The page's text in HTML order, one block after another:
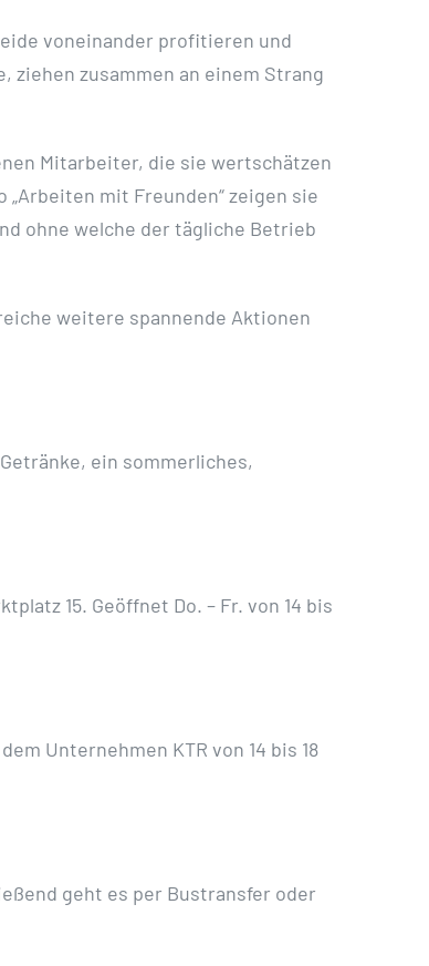
voneinander profitieren und
ziehen zusammen an einem Strang
Mitarbeiter, die sie wertschätzen
mit Freunden“ zeigen sie
ohne welche der tägliche Betrieb
weitere spannende Aktionen
ein sommerliches,
15. Geöffnet Do. – Fr. von 14 bis
Unternehmen KTR von 14 bis 18
geht es per Bustransfer oder